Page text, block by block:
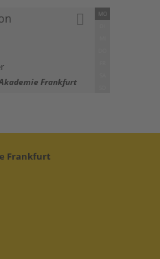
Frankfurt
MO
Frankfurt